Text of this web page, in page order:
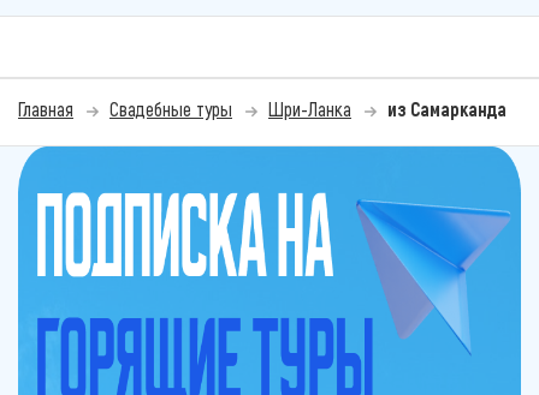
Главная Свадебные туры Шри-Ланка из Самарканда